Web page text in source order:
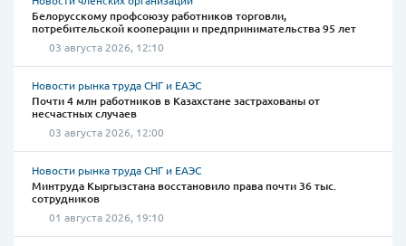
Белорусскому профсоюзу работников торговли,
потребительской кооперации и предпринимательства 95 лет
03 августа 2026, 12:10
Новости рынка труда СНГ и ЕАЭС
Почти 4 млн работников в Казахстане застрахованы от
несчастных случаев
03 августа 2026, 12:00
Новости рынка труда СНГ и ЕАЭС
Минтруда Кыргызстана восстановило права почти 36 тыс.
сотрудников
01 августа 2026, 19:10